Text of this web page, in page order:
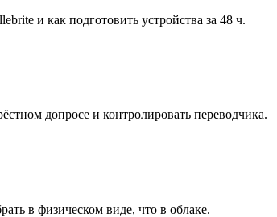
и как подготовить устройства за 48 ч.
допросе и контролировать переводчика.
в физическом виде, что в облаке.